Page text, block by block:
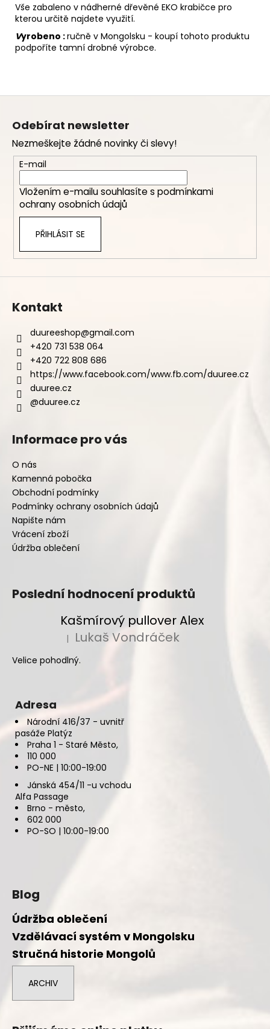
Vše zabaleno v nádherné dřevěné EKO krabičce pro
kterou určitě najdete využití.
Vyrobeno :ručně v Mongolsku - koupí tohoto produktu
podpoříte tamní drobné výrobce.
Z
Odebírat newsletter
Nezmeškejte žádné novinky či slevy!
E-mail
Vložením e-mailu souhlasíte s podmínkami
ochrany osobních údajů
PŘIHLÁSIT SE
Kontakt
duureeshop@gmail.com
+420 731 538 064
+420 722 808 686
https://www.facebook.com/www.fb.com/duuree.cz
duuree.cz
@duuree.cz
Informace pro vás
O nás
Kamenná pobočka
Obchodní podmínky
Podmínky ochrany osobních údajů
Napište nám
Vrácení zboží
Údržba oblečení
Poslední hodnocení produktů
Kašmírový pullover Alex
Hodnocení produktu je 5 z 5 hvězdiček.
| Lukaš Vondráček
Velice pohodlný.
Adresa
Národní 416/37 - uvnitř
pasáže Platýz
Praha 1 - Staré Město,
110 000
PO-NE | 10:00-19:00
Jánská 454/11 -u vchodu
Alfa Passage
Brno - město,
602 000
PO-SO | 10:00-19:00
Blog
Údržba oblečení
Vzdělávací systém v Mongolsku
Stručná historie Mongolů
ARCHIV